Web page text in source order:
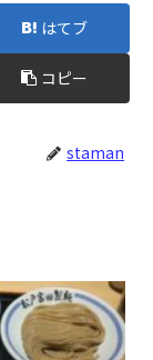
はてブ
コピー
staman